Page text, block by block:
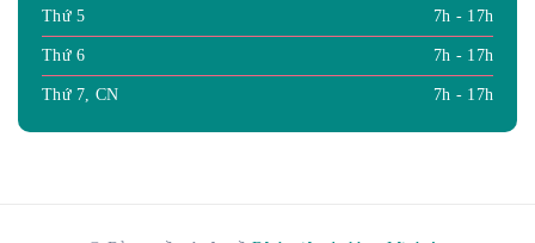
Thứ 5 7h - 17h
Thứ 6 7h - 17h
Thứ 7, CN 7h - 17h